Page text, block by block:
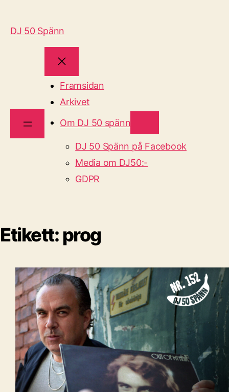
DJ 50 Spänn
Framsidan
Arkivet
Om DJ 50 spänn
DJ 50 Spänn på Facebook
Media om DJ50:-
GDPR
Etikett: prog